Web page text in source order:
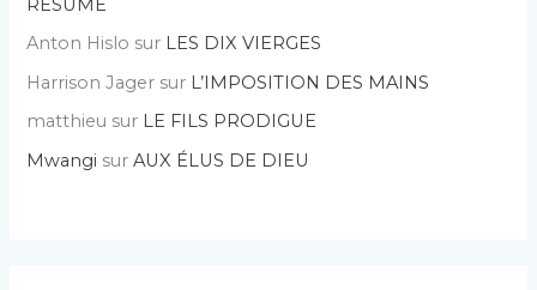
Anton Hislo sur LES DIX VIERGES
Harrison Jager sur L’IMPOSITION DES MAINS
matthieu sur LE FILS PRODIGUE
Mwangi surAUX ÉLUS DE DIEU